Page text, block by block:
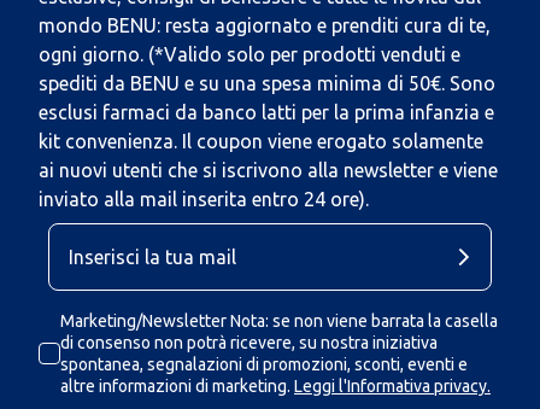
mondo BENU: resta aggiornato e prenditi cura di te,
ogni giorno. (*Valido solo per prodotti venduti e
spediti da BENU e su una spesa minima di 50€. Sono
esclusi farmaci da banco latti per la prima infanzia e
kit convenienza. Il coupon viene erogato solamente
ai nuovi utenti che si iscrivono alla newsletter e viene
inviato alla mail inserita entro 24 ore).
Marketing/Newsletter Nota: se non viene barrata la casella
di consenso non potrà ricevere, su nostra iniziativa
spontanea, segnalazioni di promozioni, sconti, eventi e
altre informazioni di marketing. Leggi l'Informativa privacy.